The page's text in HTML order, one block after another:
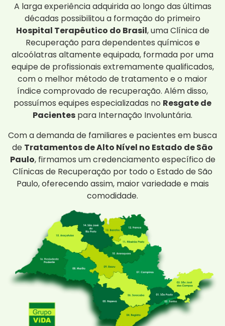
A larga experiência adquirida ao longo das últimas
décadas possibilitou a formação do primeiro
Hospital Terapêutico do Brasil, uma Clínica de
Recuperação para dependentes químicos e
alcoólatras altamente equipada, formada por uma
equipe de profissionais extremamente qualificados,
com o melhor método de tratamento e o maior
índice comprovado de recuperação. Além disso,
possuímos equipes especializadas no Resgate de
Pacientes para Internação Involuntária.
Com a demanda de familiares e pacientes em busca
de Tratamentos de Alto Nível no Estado de São
Paulo, firmamos um credenciamento específico de
Clínicas de Recuperação por todo o Estado de São
Paulo, oferecendo assim, maior variedade e mais
comodidade.